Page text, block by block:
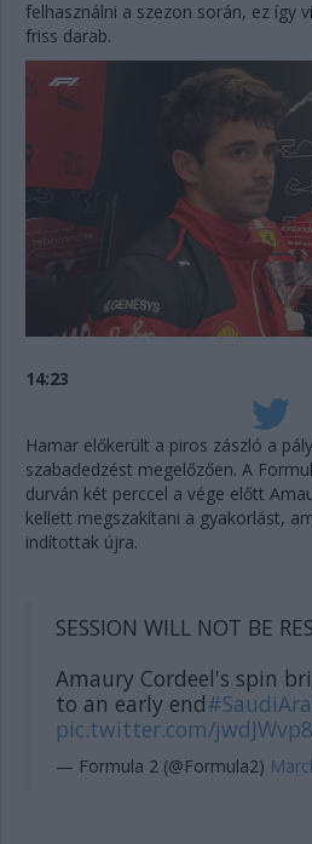
felhasználni a szezon során, ez így
friss darab.
14:23
Hamar előkerült a piros zászló a
szabadedzést megelőzően. A
durván két perccel a vége előtt
kellett megszakítani a gyakorlást,
indítottak újra.
SESSION WILL NOT BE
Amaury Cordeel's spin
to an early end
pic.twitter.com/
— Formula 2 (@Formula2)